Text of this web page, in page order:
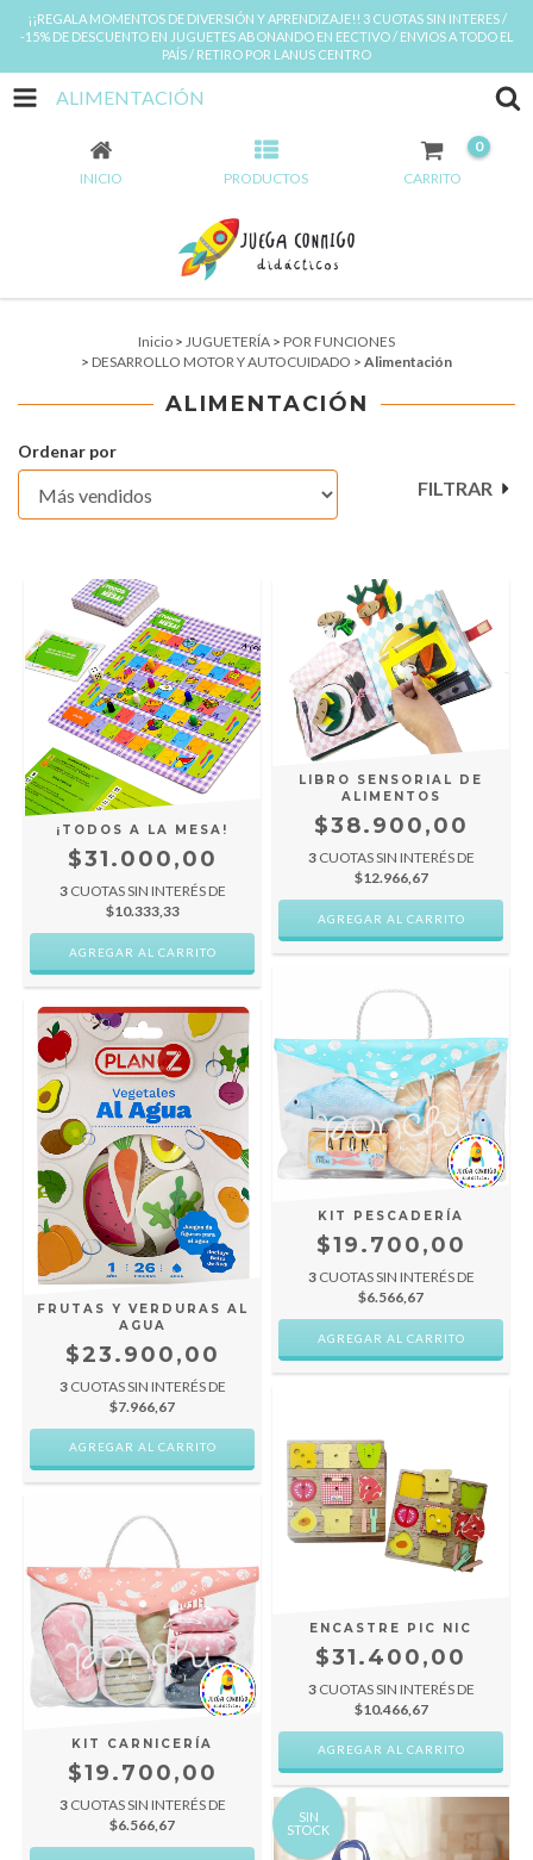
¡¡REGALA MOMENTOS DE DIVERSIÓN Y APRENDIZAJE!! 3 CUOTAS SIN INTERES /
-15% DE DESCUENTO EN JUGUETES ABONANDO EN EECTIVO / ENVIOS A TODO EL
PAÍS / RETIRO POR LANUS CENTRO
ALIMENTACIÓN
INICIO PRODUCTOS CARRITO
0
Inicio > JUGUETERÍA > POR FUNCIONES
> DESARROLLO MOTOR Y AUTOCUIDADO > Alimentación
ALIMENTACIÓN
Ordenar por
FILTRAR
¡TODOS A LA MESA!
$31.000,00
3 CUOTAS SIN INTERÉS DE
$10.333,33
LIBRO SENSORIAL DE
ALIMENTOS
$38.900,00
3 CUOTAS SIN INTERÉS DE
$12.966,67
FRUTAS Y VERDURAS AL
AGUA
$23.900,00
3 CUOTAS SIN INTERÉS DE
$7.966,67
KIT PESCADERÍA
$19.700,00
3 CUOTAS SIN INTERÉS DE
$6.566,67
KIT CARNICERÍA
$19.700,00
3 CUOTAS SIN INTERÉS DE
$6.566,67
ENCASTRE PIC NIC
$31.400,00
3 CUOTAS SIN INTERÉS DE
$10.466,67
SIN
STOCK